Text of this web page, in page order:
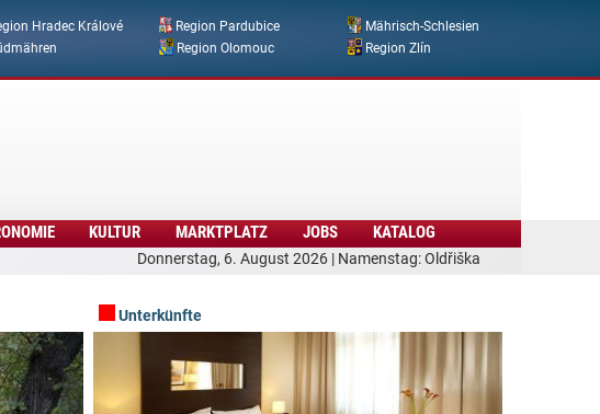
Hradec Králové Region Pardubice
Mährisch-Schlesien
Region Olomouc Region Zlín
Donnerstag, 6. August 2026 | Namenstag: Oldřiška
KULTUR MARKTPLATZ JOBS KATALOG
Unterkünfte